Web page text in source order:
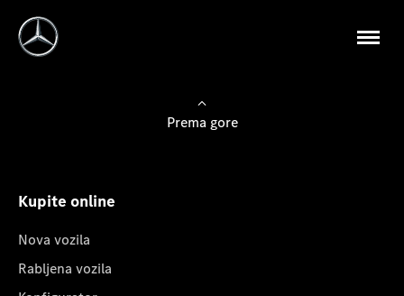
Prema gore
Kupite online
Nova vozila
Rabljena vozila